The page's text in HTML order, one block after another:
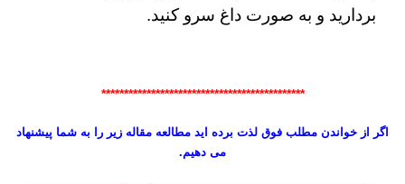
بردارید و به صورت داغ سرو کنید.
*********************************************
اگر از خواندن مطلب فوق لذت برده اید مطالعه مقاله زیر را به شما پیشنهاد
می دهیم.